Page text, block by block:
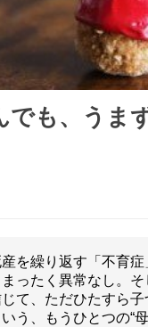
でも、うま
を繰り返す「不育
ったく異常なし。
て、ただひたすら
う、もうひとつの“